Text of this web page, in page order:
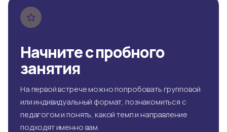
Начните с пробного
занятия
На первой встрече можно попробовать групповой
или индивидуальный формат, познакомиться с
педагогом и понять, какой темп и направление
подходят именно вам.